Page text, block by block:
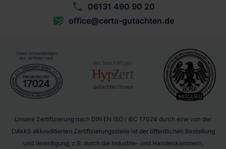
06131 490 90 20
office@certa-gutachten.de
Unsere Zertifizierung nach DIN EN ISO / IEC 17024 durch eine von der
DAkkS akkreditierten Zertifizierungsstelle ist der öffentlichen Bestellung
und Vereidigung, z.B. durch die Industrie- und Handelskammern,